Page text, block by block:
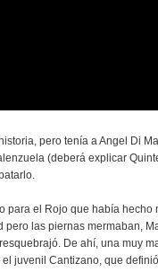
pero tenía a Angel Di
(deberá explicar
el Rojo que había
las piernas mermaban,
De ahí, una muy
juvenil Cantizano, que